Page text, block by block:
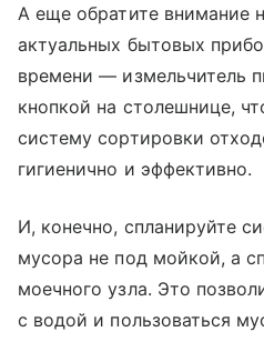
А еще обратите внимание
актуальных бытовых
времени — измельчитель
кнопкой на столешнице,
систему сортировки
гигиенично и эффективно.
И, конечно, спланируйте
мусора не под мойкой, а
моечного узла. Это
с водой и пользоваться